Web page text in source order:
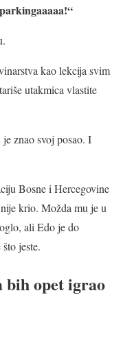
kao lekcija svim
utakmica vlastite
znao svoj posao. I
Bosne i Hercegovine
krio. Možda mu je u
ali Edo je do
jeste.
bih opet igrao